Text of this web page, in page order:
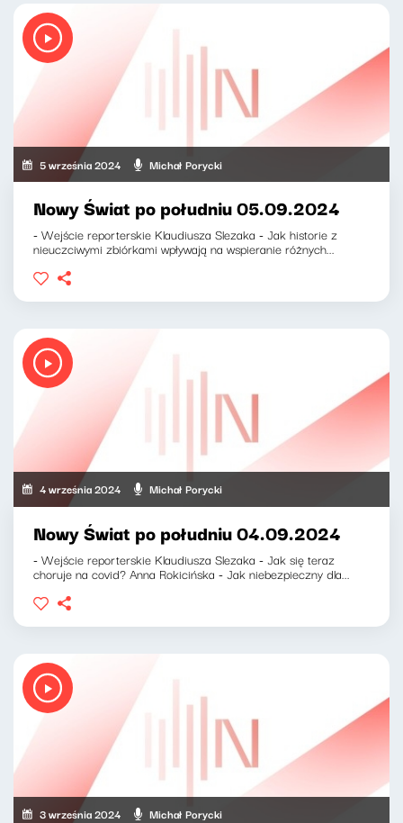
5 września 2024 Michał Porycki
Nowy Świat po południu 05.09.2024
- Wejście reporterskie Klaudiusza Slezaka - Jak historie z
nieuczciwymi zbiórkami wpływają na wspieranie różnych...
4 września 2024 Michał Porycki
Nowy Świat po południu 04.09.2024
- Wejście reporterskie Klaudiusza Slezaka - Jak się teraz
choruje na covid? Anna Rokicińska - Jak niebezpieczny dla...
3 września 2024 Michał Porycki